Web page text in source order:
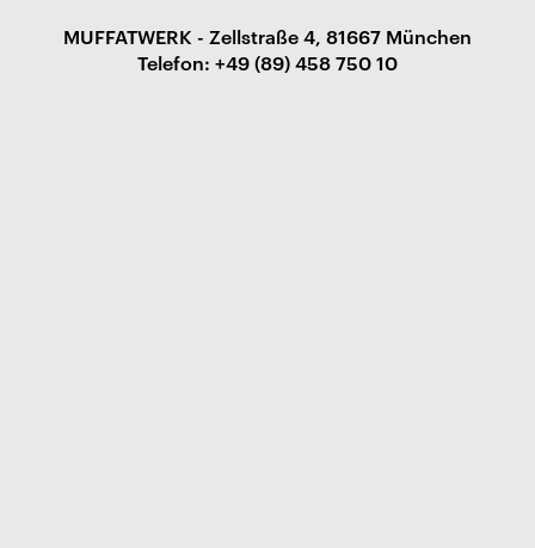
MUFFATWERK - Zellstraße 4, 81667 München
Telefon: +49 (89) 458 750 10